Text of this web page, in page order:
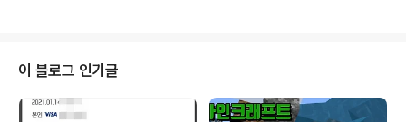
좋다고 나와있다. 나는 아래와 같이 적었다. 모델: FR-B24
210W SEREAL NO: KE128N03170595 냉장고 냉장
실 앞문 가장 아래칸 받침대 파손으로 부품 구입 원합니다.
그리고 아래쪽에 구매예약 정보 등등 입력 하고 "액세서리
이 블로그 인기글